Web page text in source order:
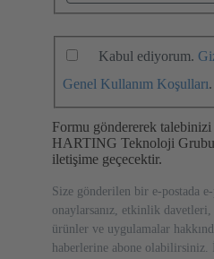
Kabul ediyorum.
Genel Kullanım Koşulları.
Formu göndererek talebinizi
HARTING Teknoloji Grubu
iletişime geçecektir.
Size gönderilen bir e-postada
onaylarsanız, etkinlik
ürünler ve uygulamalar
haberlerine abone olabilirsiniz.